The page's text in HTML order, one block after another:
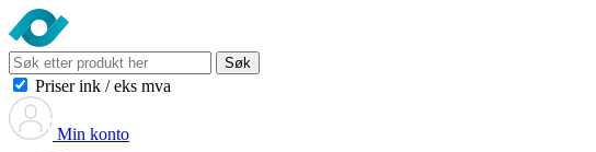
Søk
Priser ink / eks mva
Min konto